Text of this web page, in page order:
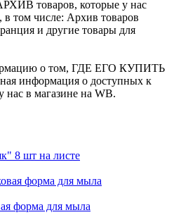
товаров, которые у нас
том числе: Архив товаров
и другие товары для
о том, ГДЕ ЕГО КУПИТЬ
информация о доступных к
нас в магазине на WB.
8 шт на листе
форма для мыла